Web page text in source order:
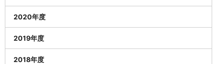
2020年度
2019年度
2018年度